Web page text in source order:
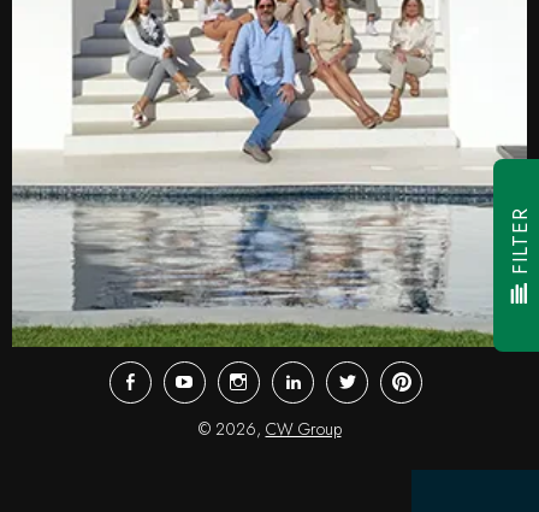
FacebookYoutubeInstagramLinkedInTwitter Pinterest
© 2026, CW Group
FILTER